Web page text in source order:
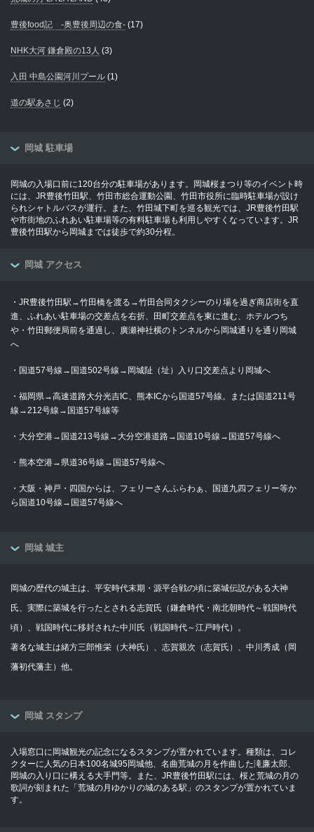
豊後food記 -奥豊後周辺の食- (17)
NHK大河 鎌倉殿の13人 (3)
入田 中島公園河川プール (1)
道の駅あさじ (2)
岡城 駐車場
岡城の入場口前に120台分の駐車場があります。岡城桜まつり等のイベント時
には、JR豊後竹田駅、竹田市総合運動公園、竹田市役所に臨時駐車場が設け
られシャトルバスが運行。また、竹田城下町を巡る観光では、JR豊後竹田駅
や市街地のふれあい駐車場等の有料駐車場も利用しやすくなっています。JR
豊後竹田駅から岡城までは徒歩で約30分程。
岡城 アクセス
・JR豊後竹田駅→竹田橋を渡る→竹田合同タクシーのり場を過ぎ商店街を直
進、ふれあい駐車場の交差点を右折、田町交差点を東に進む、ホテルつち
や・竹田郵便局前を通過し、廣瀬神社横のトンネルから岡城通りを通り岡城
へ
・国道57号線→国道502号線→岡城阯（址）入り口交差点より岡城へ
・福岡県→高速道路大分光吉IC、熊本ICから国道57号線。または国道211号
線→212号線→国道57号線等
・大分空港→国道213号線→大分空港道路→国道10号線→国道57号線へ
・熊本空港→県道36号線→国道57号線へ
・大阪・神戸・四国からは、フェリーさんふらわぁ、国道九四フェリー等か
ら国道10号線→国道57号線へ
岡城 城主
岡城の歴代の城主は、平安時代末期・源平合戦の頃に築城伝説がある大神
氏、実際に築城を行ったとされる志賀氏（鎌倉時代・南北朝時代～戦国時代
頃）、戦国時代に移封された中川氏（戦国時代～江戸時代）。
著名な城主は緒方三郎惟栄（大神氏）、志賀親次（志賀氏）、中川秀成（岡
藩初代藩主）他。
岡城 スタンプ
入場窓口に岡城観光の記念になるスタンプが置かれています。種類は、コレ
クターに人気の日本100名城95岡城他、名曲荒城の月を作曲した滝廉太郎、
岡城の入り口に構える大手門等。また、JR豊後竹田駅には、桜と荒城の月の
歌詞が刻まれた「荒城の月ゆかりの城のある駅」のスタンプが置かれていま
す。